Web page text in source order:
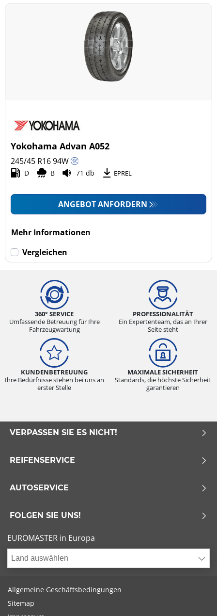
Yokohama Advan A052
245/45 R1694W
D B 71 db EPREL
ANGEBOT ANFORDERN
Mehr Informationen
Vergleichen
360° SERVICE
Umfassende Betreuung für Ihre
Fahrzeugwartung
PROFESSIONALITÄT
Ein Expertenteam, das an Ihrer
Seite steht
KUNDENBETREUUNG
Ihre Bedürfnisse stehen bei uns an
erster Stelle
MAXIMALE SICHERHEIT
Standards, die höchste Sicherheit
garantieren
VERPASSEN SIE ES NICHT!
REIFENSERVICE
AUTOSERVICE
FOLGEN SIE UNS!
EUROMASTER in Europa
Land auswählen
Allgemeine Geschäftsbedingungen
Sitemap